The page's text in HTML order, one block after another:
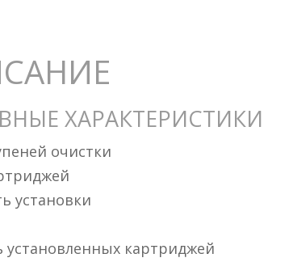
ХАРАКТЕРИСТИКИ
очистки
установки
установленных картриджей